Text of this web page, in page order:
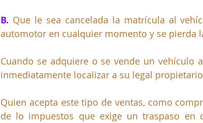
B. Que le sea cancelada la matrícula al
automotor en cualquier momento y se pierda
Cuando se adquiere o se vende un vehículo
inmediatamente localizar a su legal
Quien acepta este tipo de ventas, como
de lo impuestos que exige un traspaso en